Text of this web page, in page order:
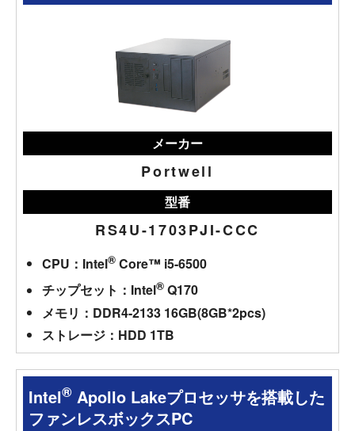
メーカー
Portwell
型番
RS4U-1703PJI-CCC
CPU：Intel® Core™ i5-6500
チップセット：Intel® Q170
メモリ：DDR4-2133 16GB(8GB*2pcs)
ストレージ：HDD 1TB
Intel® Apollo Lakeプロセッサを搭載した
ファンレスボックスPC